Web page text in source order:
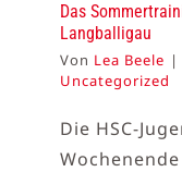
Das
Langballigau
Von Lea Beele |
Uncategorized
Die HSC-